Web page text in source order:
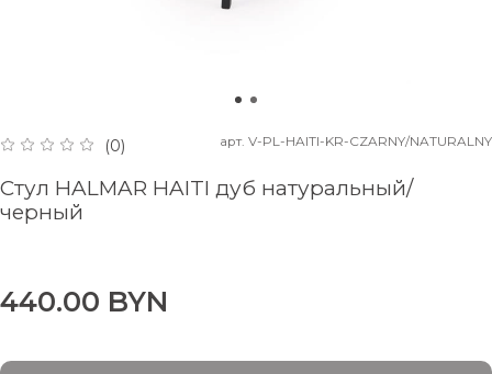
(0) арт. V-PL-HAITI-KR-CZARNY/NATURALNY
Стул HALMAR HAITI дуб натуральный/
черный
440.00 BYN